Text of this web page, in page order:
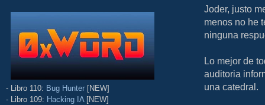
- Libro 110: Bug Hunter [NEW]
- Libro 109: Hacking IA [NEW]
Joder, justo
menos no he
ninguna
Lo mejor de
auditoria
una catedral.